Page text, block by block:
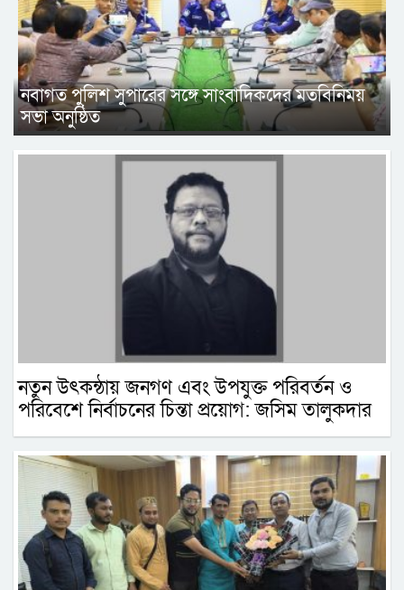
নবাগত পুলিশ সুপারের সঙ্গে সাংবাদিকদের মতবিনিময়
সভা অনুষ্ঠিত
নতুন উৎকন্ঠায় জনগণ এবং উপযুক্ত পরিবর্তন ও
পরিবেশে নির্বাচনের চিন্তা প্রয়োগ: জসিম তালুকদার